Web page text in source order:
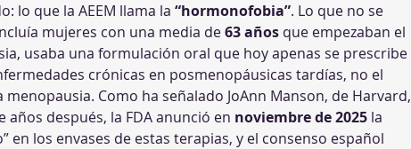
lo que la AEEM llama la “hormonofobia”. Lo que no se
mujeres con una media de 63 años que empezaban el
usaba una formulación oral que hoy apenas se prescribe
crónicas en posmenopáusicas tardías, no el
Como ha señalado JoAnn Manson, de Harvard,
después, la FDA anunció en noviembre de 2025 la
los envases de estas terapias, y el consenso español